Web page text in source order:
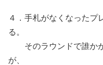
４．手札がなくなったプ
る。
そのラウンドで誰かが
が、